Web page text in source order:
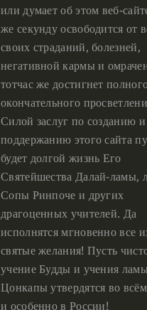
или думает об этом веб-
же секунду освободится от
своих страданий, болезней,
негативной кармы и
тотчас же достигнет
окончательного
Силой заслуг по созданию и
поддержанию этого сайта
будет долгой жизнь Его
Святейшества Далай-ламы,
Сопы Ринпоче и других
драгоценных учителей. Да
исполнятся мгновенно все
святые желания! Пусть
учение Будды и учения ламы
Цонкапы утвердятся во
и особенно в России!